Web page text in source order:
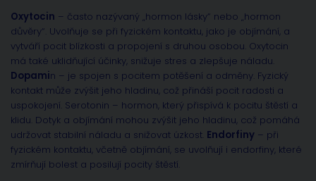
Oxytocin – často nazývaný „hormon lásky“ nebo „hormon
důvěry“. Uvolňuje se při fyzickém kontaktu, jako je objímání, a
vytváří pocit blízkosti a propojení s druhou osobou. Oxytocin
má také uklidňující účinky, snižuje stres a zlepšuje náladu.
Dopamin – je spojen s pocitem potěšení a odměny. Fyzický
kontakt může zvýšit jeho hladinu, což přináší pocit radosti a
uspokojení. Serotonin – hormon, který přispívá k pocitu štěstí a
klidu. Dotyk a objímání mohou zvýšit jeho hladinu, což pomáhá
udržovat stabilní náladu a snižovat úzkost. Endorfiny – při
fyzickém kontaktu, včetně objímání, se uvolňují i endorfiny, které
zmírňují bolest a posilují pocity štěstí.